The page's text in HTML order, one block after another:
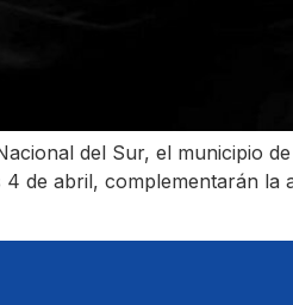
del Sur, el municipio
de abril, complementarán